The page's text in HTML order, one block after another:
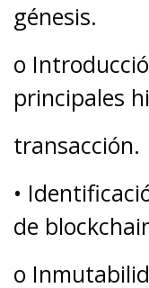
génesis.
o
principales
transacción.
•
de
o